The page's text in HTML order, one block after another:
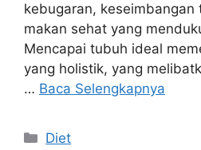
kebugaran, keseimbangan
makan sehat yang
Mencapai tubuh ideal
yang holistik, yang
… Baca Selengkapnya
Kategori
Diet